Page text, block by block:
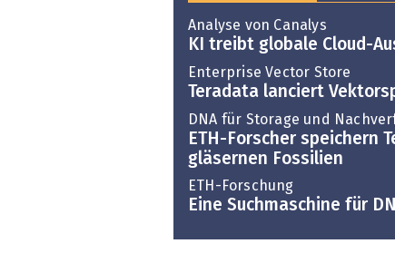
Analyse von Canalys
KI treibt globale Cloud-
Enterprise Vector Store
Teradata lanciert
DNA für Storage und
ETH-Forscher speichern
gläsernen Fossilien
ETH-Forschung
Eine Suchmaschine für